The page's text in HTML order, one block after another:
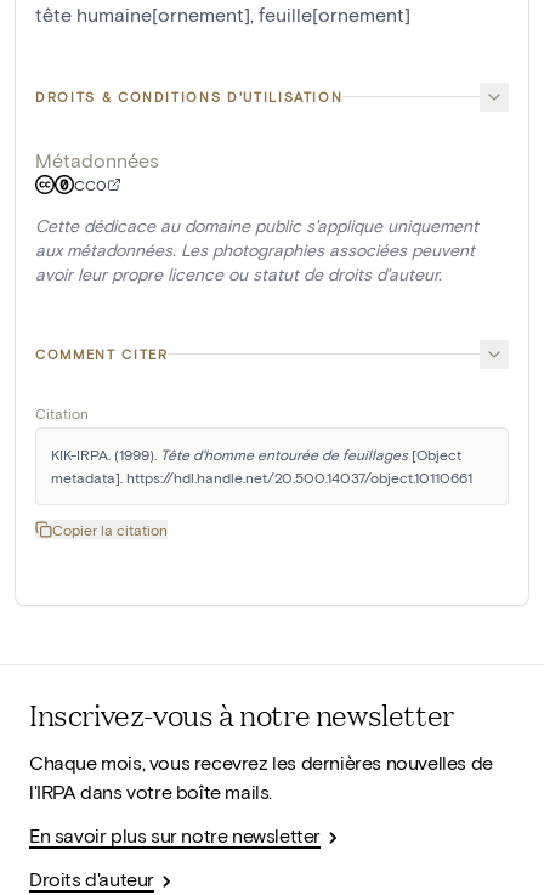
tête humaine[ornement], feuille[ornement]
DROITS & CONDITIONS D'UTILISATION
Métadonnées
CC0
Cette dédicace au domaine public s'applique uniquement
aux métadonnées. Les photographies associées peuvent
avoir leur propre licence ou statut de droits d'auteur.
COMMENT CITER
Citation
KIK-IRPA. (1999). Tête d'homme entourée de feuillages [Object
metadata]. https://hdl.handle.net/20.500.14037/object.10110661
Copier la citation
Inscrivez-vous à notre newsletter
Chaque mois, vous recevrez les dernières nouvelles de
l'IRPA dans votre boîte mails.
En savoir plus sur notre newsletter
Droits d'auteur